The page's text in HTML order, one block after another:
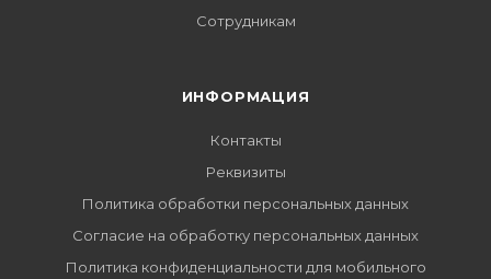
Сотрудникам
ИНФОРМАЦИЯ
Контакты
Реквизиты
Политика обработки персональных данных
Согласие на обработку персональных данных
Политика конфиденциальности для мобильного